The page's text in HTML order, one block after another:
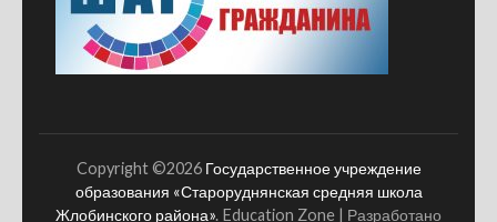
Copyright ©2026 Государственное учреждение
образования «Староруднянская средняя школа
Жлобинского района». Education Zone | Разработано